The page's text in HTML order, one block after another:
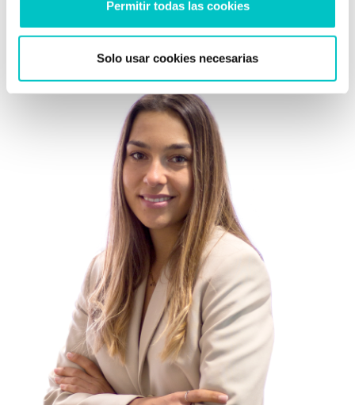
Permitir todas las cookies
Solo usar cookies necesarias
metodología Montessori para la tercera edad.